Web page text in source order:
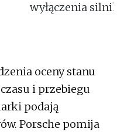
wyłączenia
oceny stanu
i przebiegu
podają
Porsche pomija